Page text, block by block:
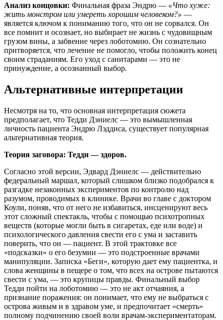
Анализ концовки: Финальная фраза Эндрю — «Что хуже:
жить монстром или умереть хорошим человеком?» —
является ключом к пониманию того, что он не сорвался. Он
все помнит и осознает, но выбирает не жизнь с чудовищным
грузом вины, а забвение через лоботомию. Он сознательно
притворяется, что лечение не помогло, чтобы положить конец
своим страданиям. Его уход с санитарами — это не
принуждение, а осознанный выбор.
Альтернативные интерпретации
Несмотря на то, что основная интерпретация сюжета
предполагает, что Тедди Дэниелс — это вымышленная
личность пациента Эндрю Лэддиса, существует популярная
альтернативная теория.
Теория заговора: Тедди — здоров.
Согласно этой версии, Эдвард Дэниелс — действительно
федеральный маршал, который слишком близко подобрался к
разгадке незаконных экспериментов по контролю над
разумом, проводимых в клинике. Врачи во главе с доктором
Коули, поняв, что от него не избавиться, инсценируют весь
этот сложный спектакль, чтобы с помощью психотропных
веществ (которые могли быть в сигаретах, еде или воде) и
психологического давления свести его с ума и заставить
поверить, что он — пациент. В этой трактовке все
«подсказки» о его безумии — это подстроенные врачами
манипуляции. Записка «Беги», которую дает ему пациентка, и
слова женщины в пещере о том, что всех на острове пытаются
свести с ума, — это крупицы правды. Финальный выбор
Тедди пойти на лоботомию — это не акт отчаяния, а
признание поражения: он понимает, что ему не выбраться с
острова живым и в здравом уме, и предпочитает «смерть»
полному подчинению своей воли врачам-экспериментаторам.